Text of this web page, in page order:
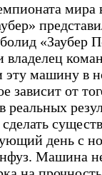
мира
«Заубер
владелец
эту машину в
зависит от
реальных
сделать
день с
Машина